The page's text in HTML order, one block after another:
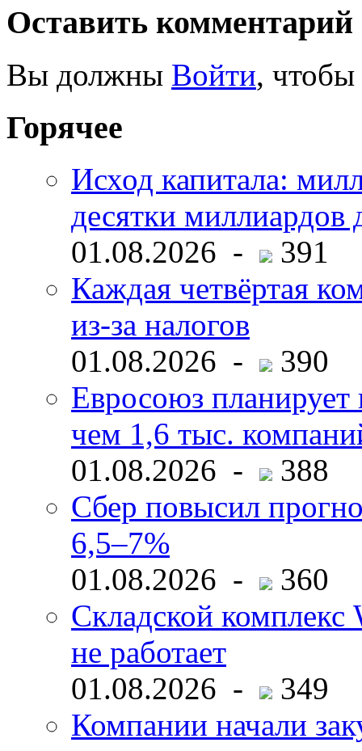
Оставить комментарий
Вы должны Войти, чтобы
Горячее
Исход капитала:
десятки миллиардов
01.08.2026 -
391
Каждая четвёртая
из-за налогов
01.08.2026 -
390
Евросоюз планирует
чем 1,6 тыс.
01.08.2026 -
388
Сбер повысил
6,5–7%
01.08.2026 -
360
Складской комплекс
не работает
01.08.2026 -
349
Компании начали